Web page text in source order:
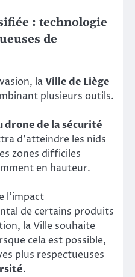
: technologie
de
laVille de Liège
plusieurs outils.
drone de la sécurité
d’atteindre les nids
zones difficiles
en hauteur.
l’impact
de certains produits
la Ville souhaite
cela est possible,
plus respectueuses
.